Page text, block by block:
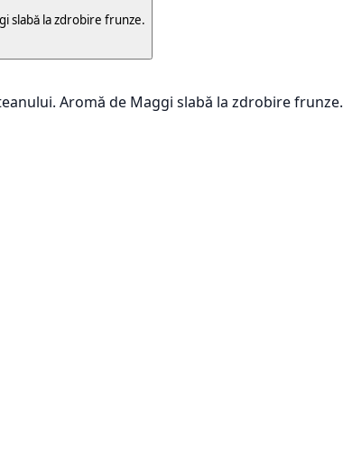
slabă la zdrobire frunze.
Aromă de Maggi slabă la zdrobire frunze.